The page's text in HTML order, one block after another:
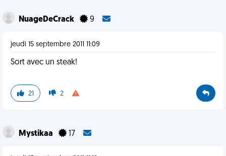
NuageDeCrack 9
jeudi 15 septembre 2011 11:09
Sort avec un steak!
21 2
Mystikaa 17